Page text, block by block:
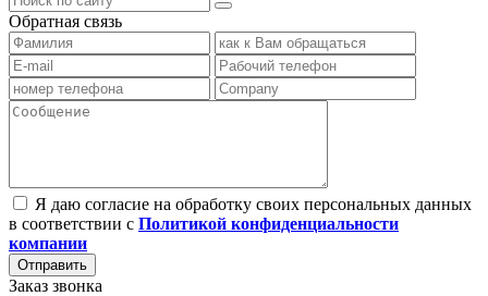
Обратная связь
Я даю согласие на обработку своих персональных данных
в соответствии с Политикой конфиденциальности
компании
Заказ звонка